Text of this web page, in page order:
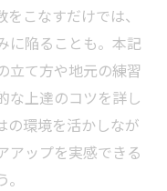
こなすだけでは、
に陥ることも。本記
立て方や地元の練習
な上達のコツを詳し
の環境を活かしなが
アップを実感できる